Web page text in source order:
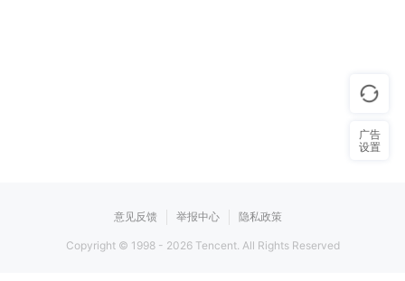
意见反馈 举报中心 隐私政策
Copyright © 1998 - 2026Tencent. All Rights Reserved
广告
设置